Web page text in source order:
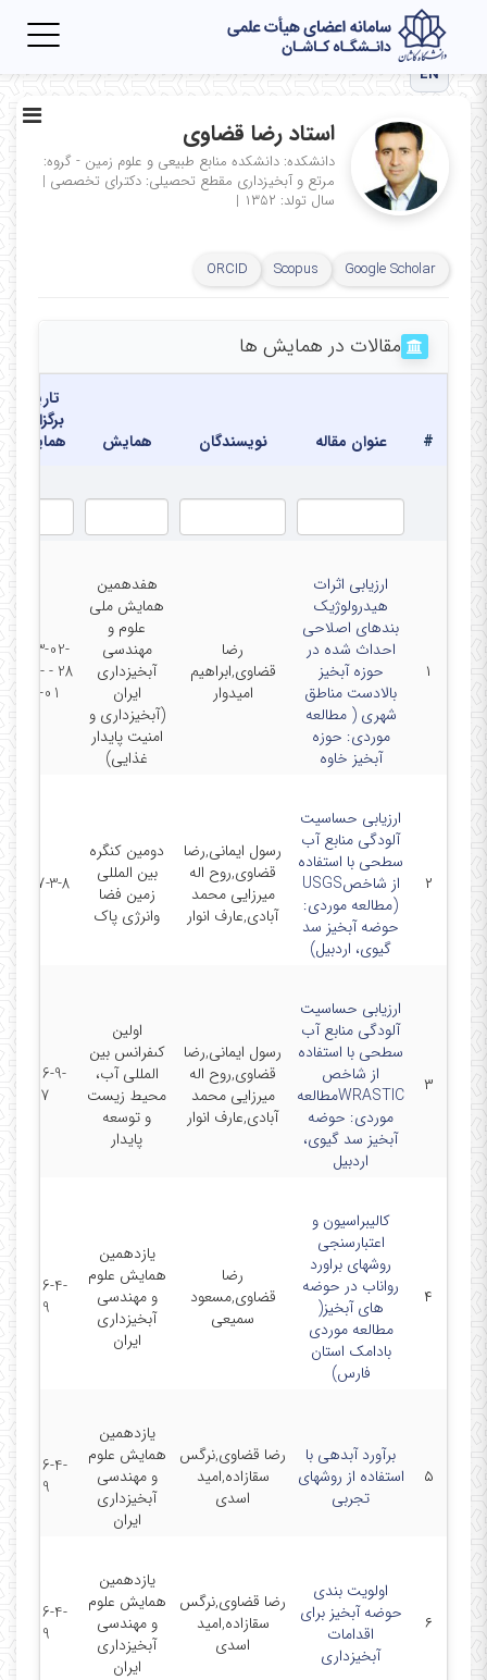
EN
استاد رضا قضاوی
دانشکده: دانشکده منابع طبیعی و علوم زمین - گروه:
مرتع و آبخیزداری مقطع تحصیلی: دکترای تخصصی |
سال تولد: ۱۳۵۲
|
Google Scholar
Scopus
ORCID
مقالات در همایش ها
# عنوان مقاله نویسندگان همایش
تاریخ
برگزاری
همایش
۱
ارزیابی اثرات
هیدرولوژیک
بندهای اصلاحی
احداث شده در
حوزه آبخیز
بالادست مناطق
شهری ( مطالعه
موردی: حوزه
آبخیز خاوه
رضا
قضاوی,ابراهیم
امیدوار
هفدهمین
همایش ملی
علوم و
مهندسی
آبخیزداری
ایران
(آبخیزداری و
امنیت پایدار
غذایی)
2023-02-
28 - 2023-
03-01
۲
ارزیابی حساسیت
آلودگی منابع آب
سطحی با استفاده
از شاخصUSGS
(مطالعه موردی:
حوضه آبخیز سد
گیوی، اردبیل)
رسول ایمانی,رضا
قضاوی,روح اله
میرزایی محمد
آبادی,عارف انوار
دومین کنگره
بین المللی
زمین فضا
وانرژی پاک
2017-3-8
۳
ارزیابی حساسیت
آلودگی منابع آب
سطحی با استفاده
از شاخص
WRASTICمطالعه
موردی: حوضه
آبخیز سد گیوی،
اردبیل
رسول ایمانی,رضا
قضاوی,روح اله
میرزایی محمد
آبادی,عارف انوار
اولین
کىفرانس بین
المللی آب،
محیط زیست
و توسعه
پایدار
2016-9-
27
۴
کالیبراسیون و
اعتبارسنجی
روشهای براورد
رواناب در حوضه
های آبخیز(
مطالعه موردی
بادامک استان
فارس)
رضا
قضاوی,مسعود
سمیعی
یازدهمین
همایش علوم
و مهندسی
آبخیزداری
ایران
2016-4-
19
۵
برآورد آبدهی با
استفاده از روشهای
تجربی
رضا قضاوی,نرگس
سقازاده,امید
اسدی
یازدهمین
همایش علوم
و مهندسی
آبخیزداری
ایران
2016-4-
19
۶
اولویت بندی
حوضه آبخیز برای
اقدامات
آبخیزداری
رضا قضاوی,نرگس
سقازاده,امید
اسدی
یازدهمین
همایش علوم
و مهندسی
آبخیزداری
ایران
2016-4-
19